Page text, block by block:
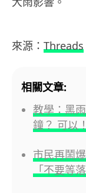
來源： Threads
相關文章:
教學：黑
鐘？ 可以
市民再鬧
「不要等